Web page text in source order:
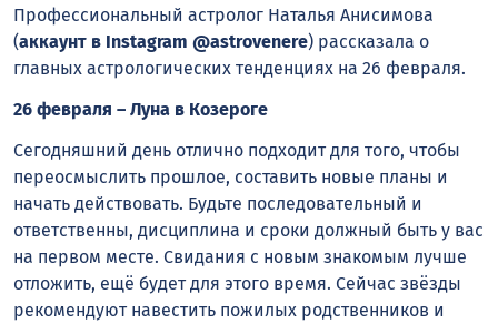
Профессиональный астролог Наталья Анисимова
(аккаунт в Instagram @astrovenere) рассказала о
главных астрологических тенденциях нa 26 февраля.
26 февраля – Луна в Козероге
Сегодняшний день отлично подходит для того, чтобы
переосмыслить прошлое, составить новые планы и
начать действовать. Будьте последовательный и
ответственны, дисциплина и сроки должный быть у вас
на первом месте. Свидания с новым знакомым лучше
отложить, ещё будет для этого время. Сейчас звёзды
рекомендуют навестить пожилых родственников и